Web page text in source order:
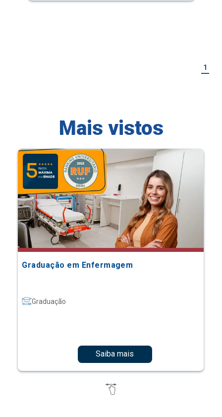
1
Mais vistos
Graduação em Enfermagem
Graduação
Saiba mais